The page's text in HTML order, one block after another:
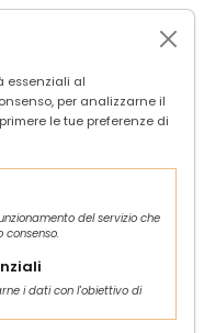
Piceno
ore 12:00 del 10 marzo 2026
2026
essenziali al
per analizzarne il
le tue preferenze di
del servizio che
i dati con l'obiettivo di